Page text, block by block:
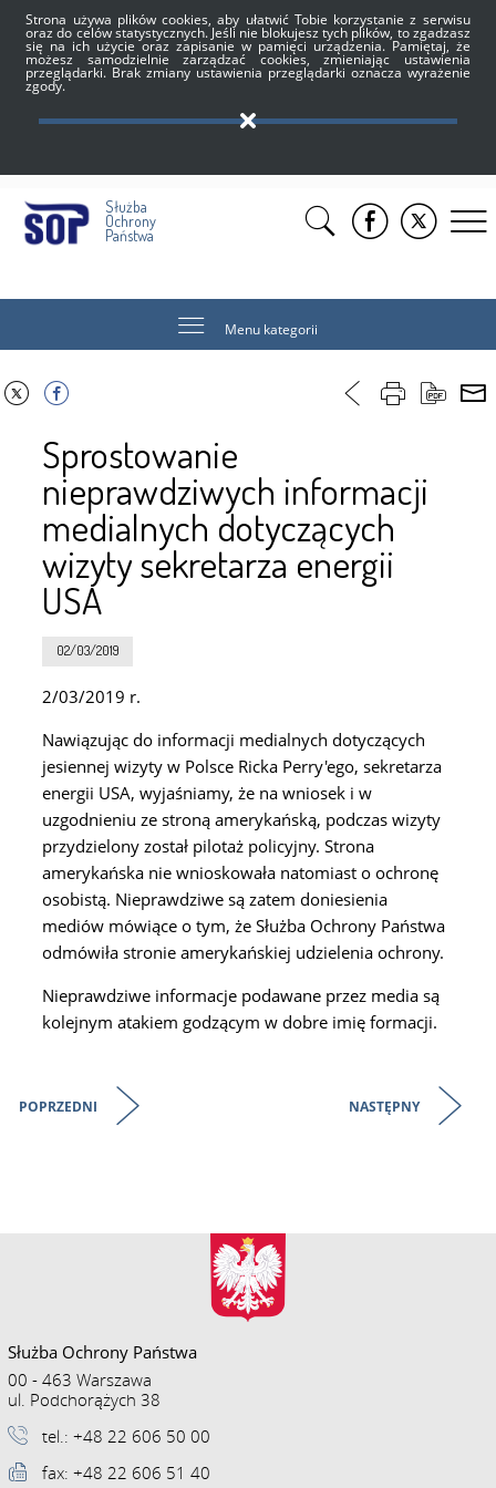
Strona używa plików cookies, aby ułatwić Tobie korzystanie z serwisu
oraz do celów statystycznych. Jeśli nie blokujesz tych plików, to zgadzasz
się na ich użycie oraz zapisanie w pamięci urządzenia. Pamiętaj, że
możesz samodzielnie zarządzać cookies, zmieniając ustawienia
przeglądarki. Brak zmiany ustawienia przeglądarki oznacza wyrażenie
zgody.
Służba
Ochrony
Państwa
Menu kategorii
Sprostowanie
nieprawdziwych informacji
medialnych dotyczących
wizyty sekretarza energii
USA
02/03/2019
2/03/2019 r.
Nawiązując do informacji medialnych dotyczących
jesiennej wizyty w Polsce Ricka Perry'ego, sekretarza
energii USA, wyjaśniamy, że na wniosek i w
uzgodnieniu ze stroną amerykańską, podczas wizyty
przydzielony został pilotaż policyjny. Strona
amerykańska nie wnioskowała natomiast o ochronę
osobistą. Nieprawdziwe są zatem doniesienia
mediów mówiące o tym, że Służba Ochrony Państwa
odmówiła stronie amerykańskiej udzielenia ochrony.
Nieprawdziwe informacje podawane przez media są
kolejnym atakiem godzącym w dobre imię formacji.
POPRZEDNI NASTĘPNY
Służba Ochrony Państwa
00 - 463 Warszawa
ul. Podchorążych 38
tel.: +48 22 606 50 00
fax: +48 22 606 51 40